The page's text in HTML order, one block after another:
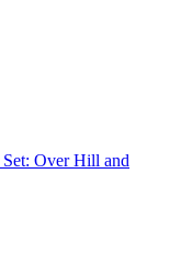
Over Hill and